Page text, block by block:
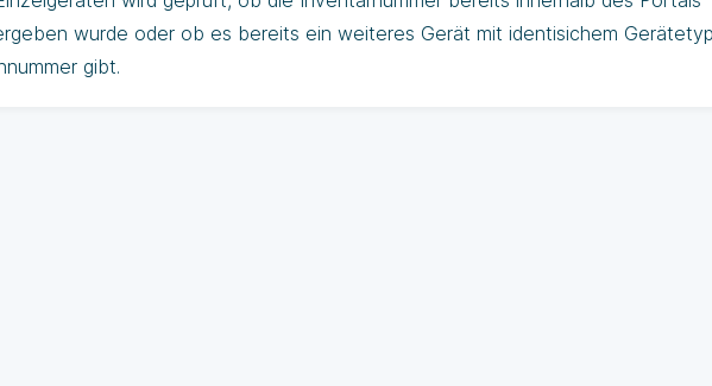
wurde oder ob es bereits ein weiteres Gerät mit identisichem Gerätetyp
gibt.